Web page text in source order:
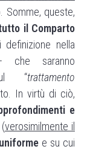
Somme, queste,
il Comparto
nella
che saranno
“trattamento
In virtù di ciò,
e
(verosimilmente il
e su cui